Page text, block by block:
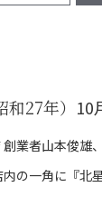
27年） 10
創業者山本俊雄
内の一角に『北